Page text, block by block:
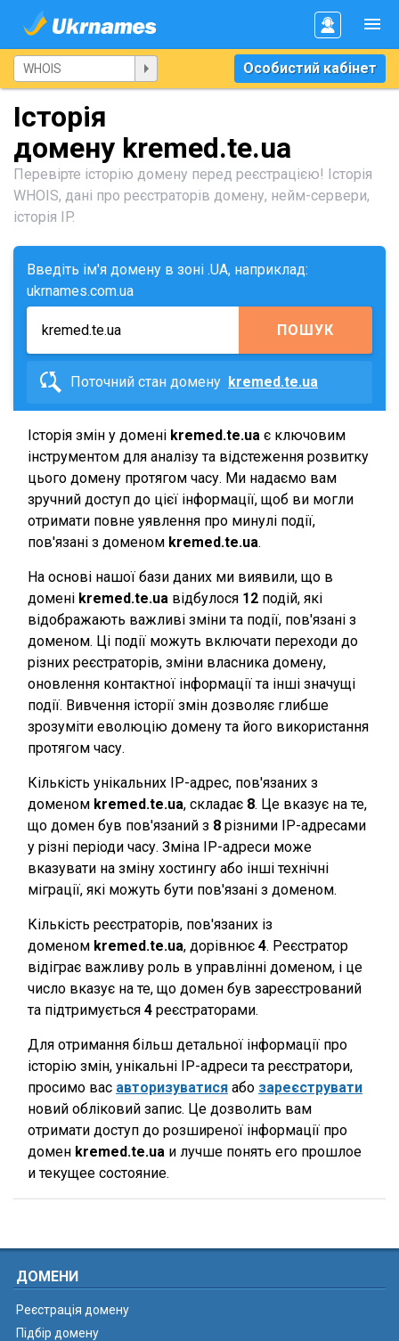
Особистий кабінет
Історія
домену kremed.te.ua
Перевірте історію домену перед реєстрацією! Історія
WHOIS, дані про реєстраторів домену, нейм-сервери,
історія IP.
Введіть ім'я домену в зоні .UA, наприклад:
ukrnames.com.ua
ПОШУК
Поточний стан домену kremed.te.ua
Історія змін у домені kremed.te.ua є ключовим
інструментом для аналізу та відстеження розвитку
цього домену протягом часу. Ми надаємо вам
зручний доступ до цієї інформації, щоб ви могли
отримати повне уявлення про минулі події,
пов'язані з доменом kremed.te.ua.
На основі нашої бази даних ми виявили, що в
домені kremed.te.ua відбулося 12 подій, які
відображають важливі зміни та події, пов'язані з
доменом. Ці події можуть включати переходи до
різних реєстраторів, зміни власника домену,
оновлення контактної інформації та інші значущі
події. Вивчення історії змін дозволяє глибше
зрозуміти еволюцію домену та його використання
протягом часу.
Кількість унікальних IP-адрес, пов'язаних з
доменом kremed.te.ua, складає 8. Це вказує на те,
що домен був пов'язаний з 8 різними IP-адресами
у різні періоди часу. Зміна IP-адреси може
вказувати на зміну хостингу або інші технічні
міграції, які можуть бути пов'язані з доменом.
Кількість реєстраторів, пов'язаних із
доменом kremed.te.ua, дорівнює 4. Реєстратор
відіграє важливу роль в управлінні доменом, і це
число вказує на те, що домен був зареєстрований
та підтримується 4 реєстраторами.
Для отримання більш детальної інформації про
історію змін, унікальні IP-адреси та реєстратори,
просимо вас авторизуватися або зареєструвати
новий обліковий запис. Це дозволить вам
отримати доступ до розширеної інформації про
домен kremed.te.ua и лучше понять его прошлое
и текущее состояние.
ДОМЕНИ
Реєстрація домену
Підбір домену